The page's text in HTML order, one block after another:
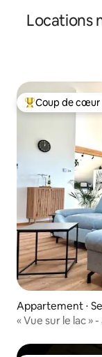
Locations
Coups de cœur
Coup de cœur
Appartement ⋅
« Vue sur le lac